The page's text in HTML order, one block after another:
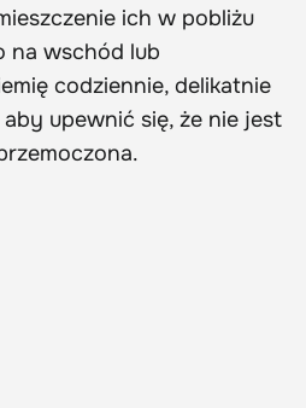
ich w pobliżu
na wschód lub
codziennie, delikatnie
upewnić się, że nie jest